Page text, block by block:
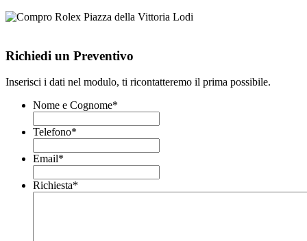
Richiedi un Preventivo
Inserisci i dati nel modulo, ti ricontatteremo il prima possibile.
Nome e Cognome*
Telefono*
Email*
Richiesta*